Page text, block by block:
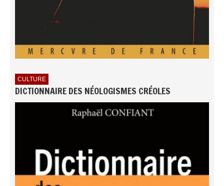
CULTURE
DICTIONNAIRE DES NÉOLOGISMES CRÉOLES